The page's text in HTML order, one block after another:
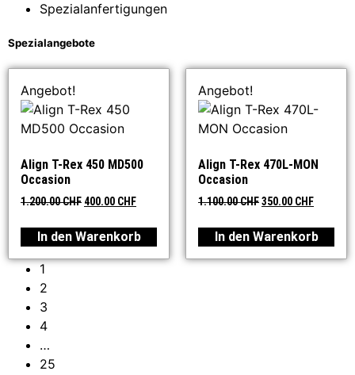
Spezialanfertigungen
Spezialangebote
Angebot!
Align T-Rex 450 MD500
Occasion
1.200.00CHF 400.00 CHF
In den Warenkorb
Angebot!
Align T-Rex 470L-MON
Occasion
1.100.00CHF350.00 CHF
In den Warenkorb
1
2
3
4
…
25